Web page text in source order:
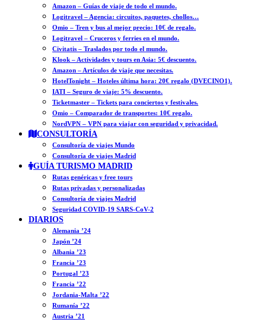
Amazon – Guías de viaje de todo el mundo.
Logitravel – Agencia: circuitos, paquetes, chollos…
Omio – Tren y bus al mejor precio: 10€ de regalo.
Logitravel – Cruceros y ferries en el mundo.
Civitatis – Traslados por todo el mundo.
Klook – Actividades y tours en Asia: 5€ descuento.
Amazon – Artículos de viaje que necesitas.
HotelTonight – Hoteles última hora: 20€ regalo (DVECINO1).
IATI – Seguro de viaje: 5% descuento.
Ticketmaster – Tickets para conciertos y festivales.
Omio – Comparador de transportes: 10€ regalo.
NordVPN – VPN para viajar con seguridad y privacidad.
CONSULTORÍA
Consultoría de viajes Mundo
Consultoría de viajes Madrid
GUÍA TURISMO MADRID
Rutas genéricas y free tours
Rutas privadas y personalizadas
Consultoría de viajes Madrid
Seguridad COVID-19 SARS-CoV-2
DIARIOS
Alemania ’24
Japón ’24
Albania ’23
Francia ’23
Portugal ’23
Francia ’22
Jordania-Malta ’22
Rumanía ’22
Austria ’21